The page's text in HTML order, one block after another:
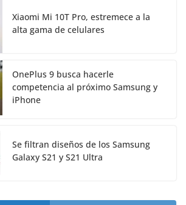
Xiaomi Mi 10T Pro, estremece a la
alta gama de celulares
OnePlus 9 busca hacerle
competencia al próximo Samsung y
iPhone
Se filtran diseños de los Samsung
Galaxy S21 y S21 Ultra